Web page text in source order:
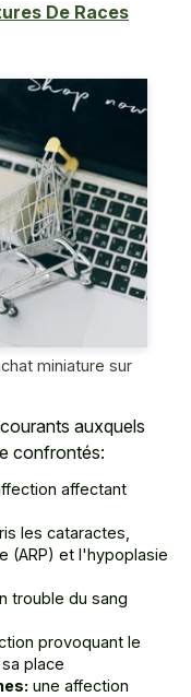
De Races
miniature sur
auxquels
confrontés:
affectant
les cataractes,
(ARP) et l'hypoplasie
trouble du sang
provoquant le
place
une affection